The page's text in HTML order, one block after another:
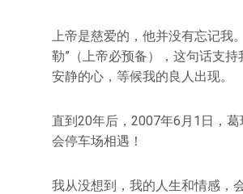
上帝是慈爱的，他并没有忘记我
勒”（上帝必预备），这句话支持
安静的心，等候我的良人出现。
直到20年后，2007年6月1日，
会停车场相遇！
我从没想到，我的人生和情感，